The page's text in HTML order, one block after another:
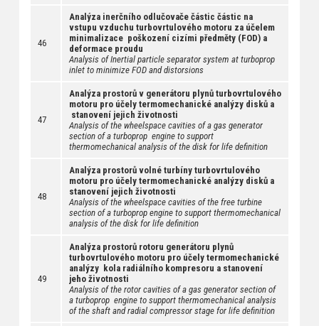
46
Analýza inerčního odlučovače částic částic na
vstupu vzduchu turbovrtulového motoru za účelem
minimalizace poškození cizími předměty (FOD) a
deformace proudu
Analysis of Inertial particle separator system at turboprop
inlet to minimize FOD and distorsions
47
Analýza prostorů v generátoru plynů turbovrtulového
motoru pro účely termomechanické analýzy disků a
stanovení jejich životnosti
Analysis of the wheelspace cavities of a gas generator
section of a turboprop engine to support
thermomechanical analysis of the disk for life definition
48
Analýza prostorů volné turbíny turbovrtulového
motoru pro účely termomechanické analýzy disků a
stanovení jejich životnosti
Analysis of the wheelspace cavities of the free turbine
section of a turboprop engine to support thermomechanical
analysis of the disk for life definition
49
Analýza prostorů rotoru generátoru plynů
turbovrtulového motoru pro účely termomechanické
analýzy kola radiálního kompresoru a stanovení
jeho životnosti
Analysis of the rotor cavities of a gas generator section of
a turboprop engine to support thermomechanical analysis
of the shaft and radial compressor stage for life definition